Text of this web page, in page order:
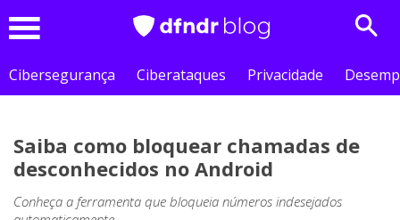
Cibersegurança
Ciberataques Privacidade
Saiba como bloquear chamadas de
desconhecidos no Android
Conheça a ferramenta que bloqueia números indesejados